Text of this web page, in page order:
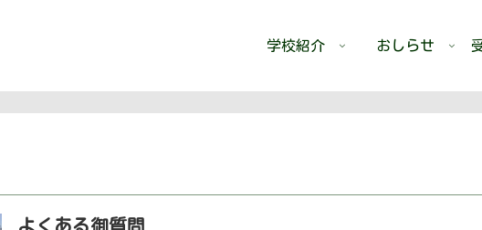
学校紹介 おしらせ
よくある御質問